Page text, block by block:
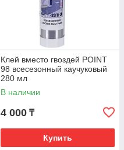
Клей вместо гвоздей POINT
98 всесезонный каучуковый
280 мл
В наличии
4 000 ₸
Купить